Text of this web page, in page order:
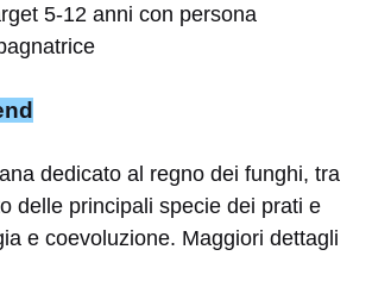
5-12 anni con persona
dedicato al regno dei funghi, tra
delle principali specie dei prati e
e coevoluzione. Maggiori dettagli